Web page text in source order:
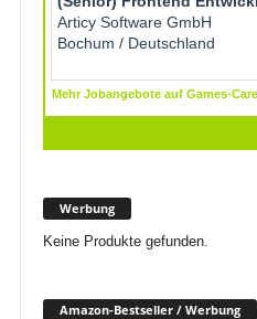
Werbung
Keine Produkte gefunden.
Amazon-Bestseller / Werbung